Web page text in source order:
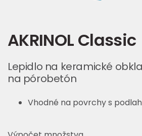
AKRINOL Classic
Lepidlo na keramické
na pórobetón
Vhodné na povrchy s